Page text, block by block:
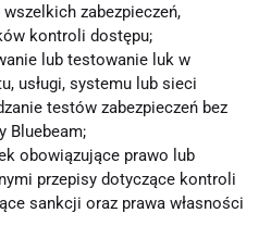
zabezpieczeń,
kontroli dostępu;
lub testowanie luk w
usługi, systemu lub sieci
testów zabezpieczeń bez
Bluebeam;
obowiązujące prawo lub
przepisy dotyczące kontroli
sankcji oraz prawa własności